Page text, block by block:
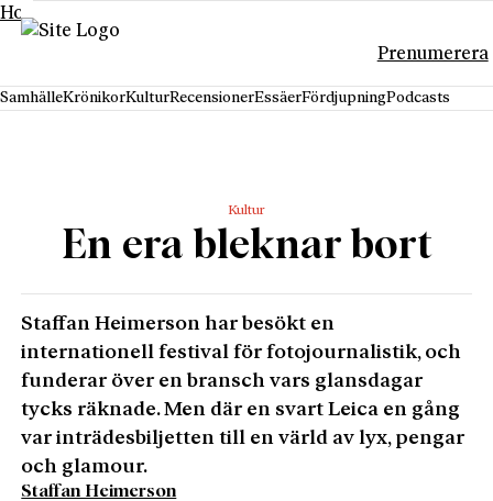
Hoppa till innehåll
Prenumerera
SamhälleKrönikorKulturRecensionerEssäerFördjupningPodcasts
Kultur
En era bleknar bort
Staffan Heimerson har besökt en
internationell festival för fotojournalistik, och
funderar över en bransch vars glansdagar
tycks räknade. Men där en svart Leica en gång
var inträdesbiljetten till en värld av lyx, pengar
och glamour.
Staffan Heimerson